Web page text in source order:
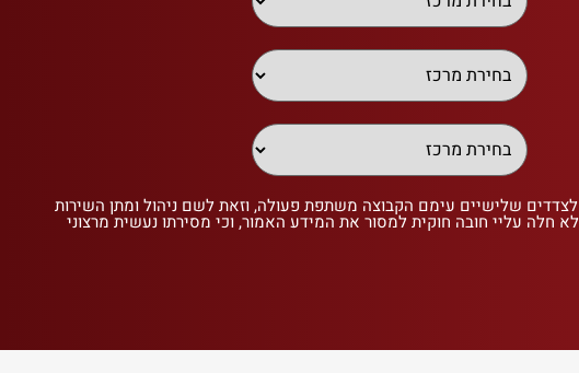
שלישיים עימם הקבוצה משתפת פעולה, וזאת לשם ניהול ומתן השירות
חלה עליי חובה חוקית למסור את המידע האמור, וכי מסירתו נעשית מרצוני